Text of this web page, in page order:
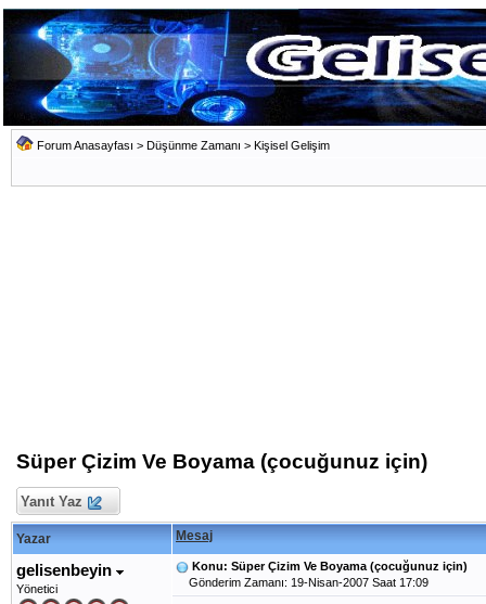
Forum Anasayfası > Düşünme Zamanı > Kişisel Gelişim
Süper Çizim Ve Boyama (çocuğunuz için)
Yanıt Yaz
Yazar Mesaj
gelisenbeyin
Yönetici
Konu: Süper Çizim Ve Boyama (çocuğunuz için)
Gönderim Zamanı: 19-Nisan-2007 Saat 17:09